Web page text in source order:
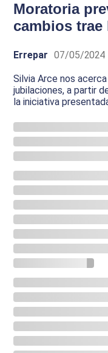
Moratoria
cambios trae
Errepar 07/05/2024
Silvia Arce nos
jubilaciones, a partir
la iniciativa